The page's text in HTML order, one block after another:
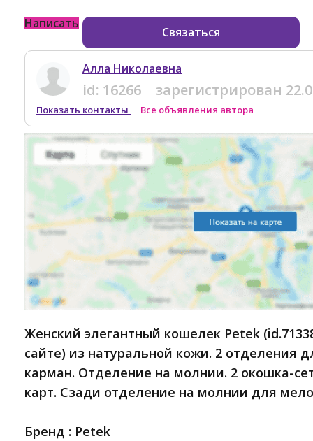
Написать
Связаться
Алла Николаевна
id: 16266 зарегистрирован
Показать контакты Все объявления автора
Женский элегантный кошелек Petek
сайте) из натуральной кожи. 2 отделения
карман. Отделение на молнии. 2 окошка-
карт. Сзади отделение на молнии для
Бренд : Petek